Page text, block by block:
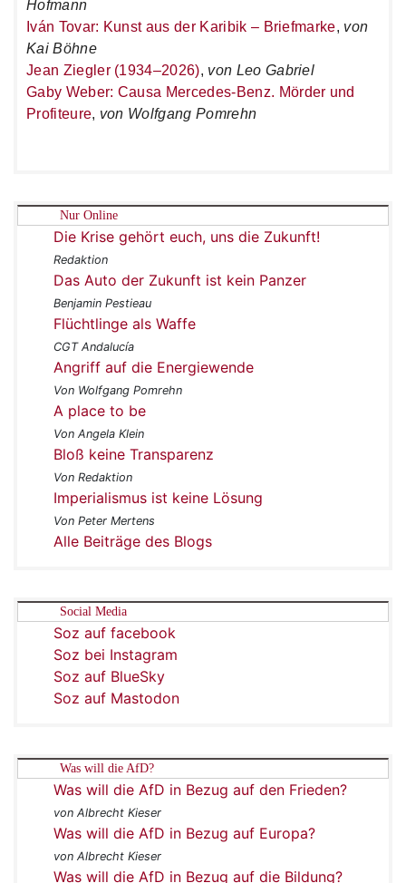
Hofmann
Iván Tovar: Kunst aus der Karibik – Briefmarke, von
Kai Böhne
Jean Ziegler (1934–2026), von Leo Gabriel
Gaby Weber: Causa Mercedes-Benz. Mörder und
Profiteure, von Wolfgang Pomrehn
Nur Online
Die Krise gehört euch, uns die Zukunft!
Redaktion
Das Auto der Zukunft ist kein Panzer
Benjamin Pestieau
Flüchtlinge als Waffe
CGT Andalucía
Angriff auf die Energiewende
Von Wolfgang Pomrehn
A place to be
Von Angela Klein
Bloß keine Transparenz
Von Redaktion
Imperialismus ist keine Lösung
Von Peter Mertens
Alle Beiträge des Blogs
Social Media
Soz auf facebook
Soz bei Instagram
Soz auf BlueSky
Soz auf Mastodon
Was will die AfD?
Was will die AfD in Bezug auf den Frieden?
von Albrecht Kieser
Was will die AfD in Bezug auf Europa?
von Albrecht Kieser
Was will die AfD in Bezug auf die Bildung?